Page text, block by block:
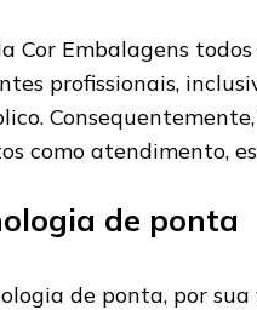
Cor Embalagens
profissionais,
como atendimento,
de ponta
de ponta, por